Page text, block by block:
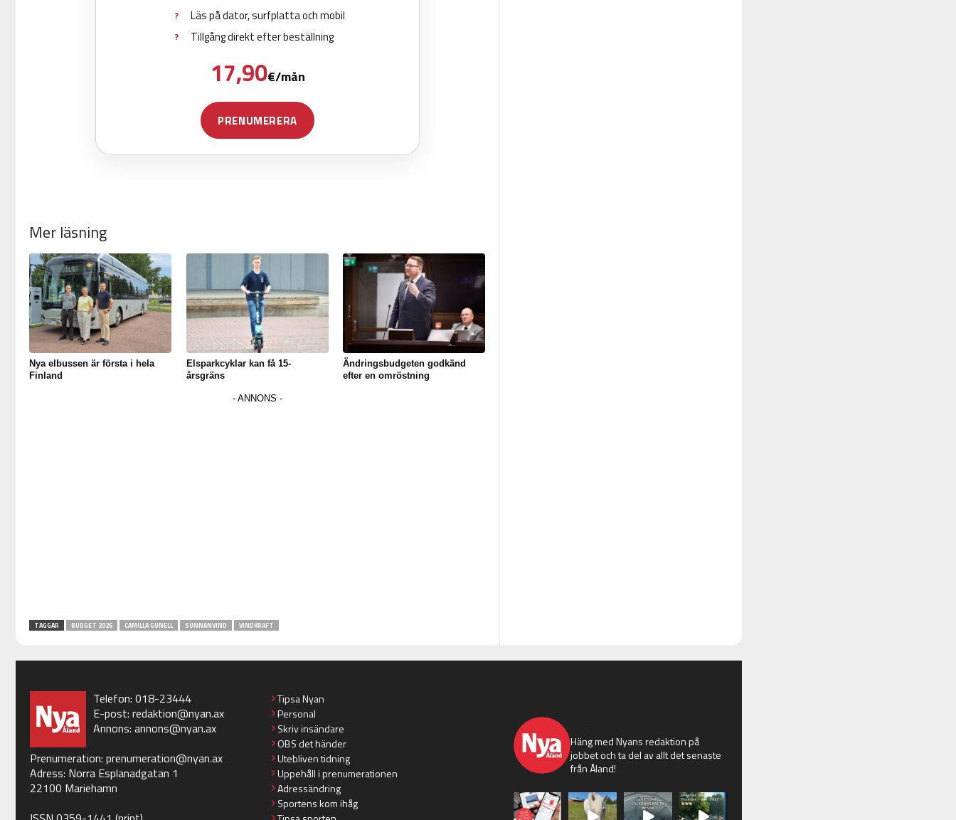
Mer läsning
Nya elbussen är första i hela
Finland
Elsparkcyklar kan få 15-
årsgräns
Ändringsbudgeten godkänd
efter en omröstning
TAGGAR BUDGET 2026 CAMILLA GUNELL SUNNANVIND VINDKRAFT
Telefon: 018-23444
E-post: redaktion@nyan.ax
Annons: annons@nyan.ax
Prenumeration: prenumeration@nyan.ax
Adress: Norra Esplanadgatan 1
22100 Mariehamn
Tipsa Nyan
Personal
Skriv insändare
OBS det händer
Utebliven tidning
Uppehåll i prenumerationen
Adressändring
Sportens kom ihåg
Häng med Nyans redaktion på
jobbet och ta del av allt det senaste
från Åland!